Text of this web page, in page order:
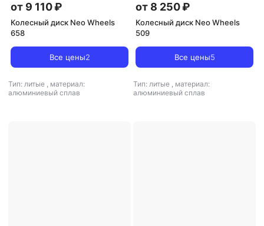
от 9 110 ₽
Колесный диск Neo Wheels
658
Все цены2
Тип: литые , материал:
алюминиевый сплав
от 8 250 ₽
Колесный диск Neo Wheels
509
Все цены5
Тип: литые , материал:
алюминиевый сплав